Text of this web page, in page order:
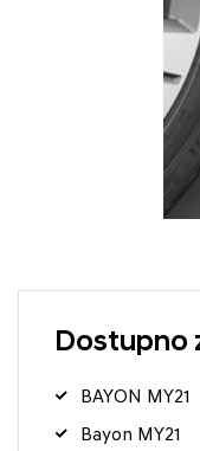
Dostupno
BAYON MY21
Bayon MY21